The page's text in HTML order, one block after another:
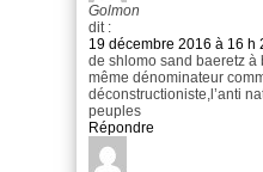
Golmon
dit :
19 décembre 2016 à 16 h
de shlomo sand baeretz à
même dénominateur
déconstructioniste,l’anti
peuples
Répondre